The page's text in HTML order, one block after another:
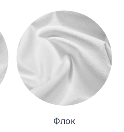
Флок